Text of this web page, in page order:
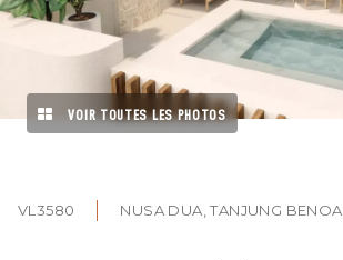
VOIR TOUTES LES PHOTOS
VL3580 NUSA DUA, TANJUNG BENOA